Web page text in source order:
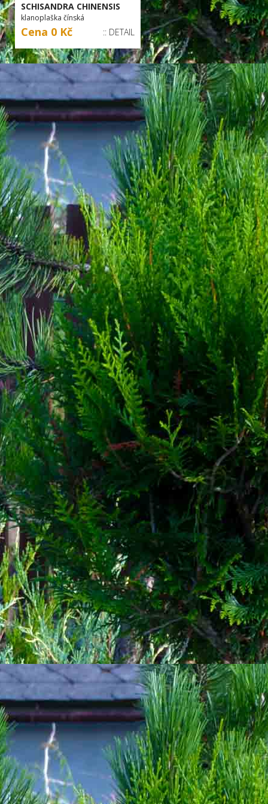
SCHISANDRA CHINENSIS
klanoplaška čínská
Cena 0 Kč :: DETAIL